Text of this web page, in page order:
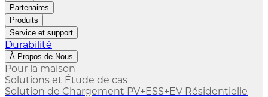
Partenaires
Produits
Service et support
Durabilité
À Propos de Nous
Pour la maison
Solutions et Étude de cas
Solution de Chargement PV+ESS+EV Résidentielle